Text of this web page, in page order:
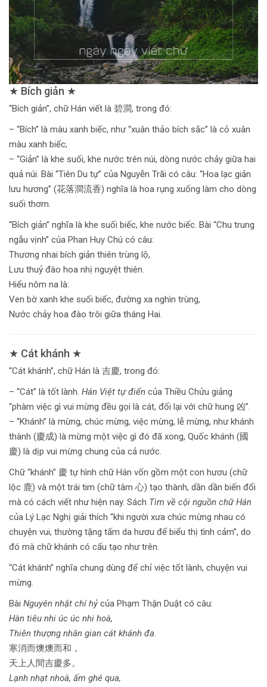
★ Bích giản ★
“Bích giản”, chữ Hán viết là 碧澗, trong đó:
– “Bích” là màu xanh biếc, như “xuân thảo bích sắc” là cỏ xuân
màu xanh biếc;
– “Giản” là khe suối, khe nước trên núi, dòng nước chảy giữa hai
quả núi. Bài “Tiên Du tự” của Nguyễn Trãi có câu: “Hoa lạc giản
lưu hương” (花落澗流香) nghĩa là hoa rụng xuống làm cho dòng
suối thơm.
“Bích giản” nghĩa là khe suối biếc, khe nước biếc. Bài “Chu trung
ngẫu vịnh” của Phan Huy Chú có câu:
Thương nhai bích giản thiên trùng lộ,
Lưu thuỷ đào hoa nhị nguyệt thiên.
Hiểu nôm na là:
Ven bờ xanh khe suối biếc, đường xa nghìn trùng,
Nước chảy hoa đào trôi giữa tháng Hai.
★ Cát khánh ★
“Cát khánh”, chữ Hán là 吉慶, trong đó:
– “Cát” là tốt lành. Hán Việt tự điển của Thiều Chửu giảng
“phàm việc gì vui mừng đều gọi là cát, đối lại với chữ hung 凶”.
– “Khánh” là mừng, chúc mừng, việc mừng, lễ mừng, như khánh
thành (慶成) là mừng một việc gì đó đã xong, Quốc khánh (國
慶) là dịp vui mừng chung của cả nước.
Chữ “khánh” 慶 tự hình chữ Hán vốn gồm một con hươu (chữ
lộc 鹿) và một trái tim (chữ tâm 心) tạo thành, dần dần biến đổi
mà có cách viết như hiện nay. Sách Tìm về cội nguồn chữ Hán
của Lý Lạc Nghị giải thích “khi người xưa chúc mừng nhau có
chuyện vui, thường tặng tấm da hươu để biểu thị tình cảm”, do
đó mà chữ khánh có cấu tạo như trên.
“Cát khánh” nghĩa chung dùng để chỉ việc tốt lành, chuyện vui
mừng.
Bài Nguyên nhật chí hỷ của Phạm Thận Duật có câu:
Hàn tiêu nhi úc úc nhi hoà,
Thiên thượng nhân gian cát khánh đa.
寒消而燠燠而和，
天上人間吉慶多。
Lạnh nhạt nhoà, ấm ghé qua,